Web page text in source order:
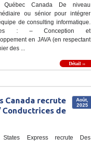
Québec Canada De niveau
ou sénior pour intégrer
de consulting informatique.
: – Conception et
en JAVA (en respectant
des ...
Détail ››
Août,
2025
Canada recrute
Conductrices de
Express recrute Des